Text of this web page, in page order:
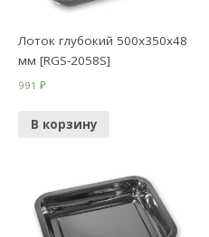
Лоток глубокий 500х350х48
мм [RGS-2058S]
991₽
В корзину